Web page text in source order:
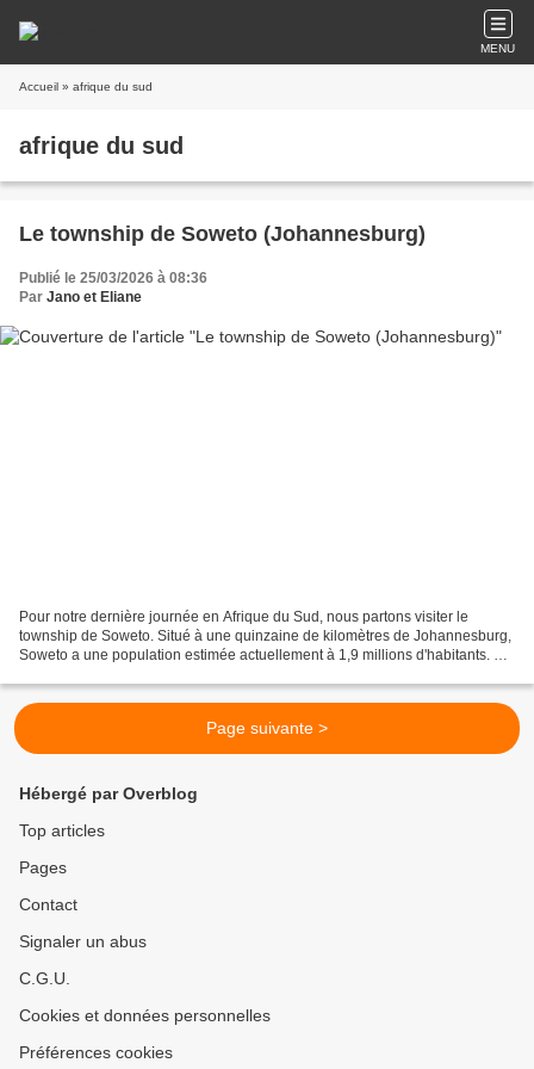
MENU
Accueil » afrique du sud
afrique du sud
Le township de Soweto (Johannesburg)
Publié le 25/03/2026 à 08:36
Par Jano et Eliane
Pour notre dernière journée en Afrique du Sud, nous partons visiter le
township de Soweto. Situé à une quinzaine de kilomètres de Johannesburg,
Soweto a une population estimée actuellement à 1,9 millions d'habitants. Au
Page suivante >
Hébergé par Overblog
Top articles
Pages
Contact
Signaler un abus
C.G.U.
Cookies et données personnelles
Préférences cookies